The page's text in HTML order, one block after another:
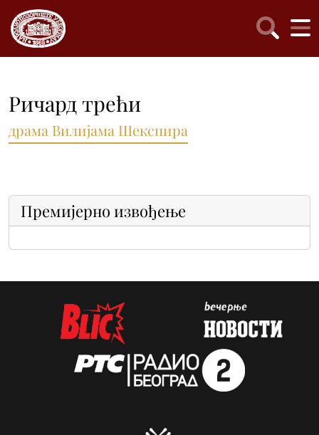
Ричард трећи
драма Вилијама Шекспира
Премијерно извођење